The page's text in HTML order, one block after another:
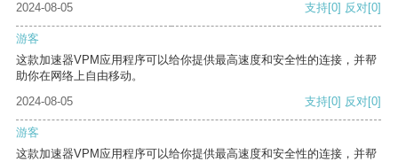
2024-08-05 支持[0] 反对[0]
游客
这款加速器VPM应用程序可以给你提供最高速度和安全性的连接，并帮
助你在网络上自由移动。
2024-08-05
支持[0] 反对[0]
游客
这款加速器VPM应用程序可以给你提供最高速度和安全性的连接，并帮